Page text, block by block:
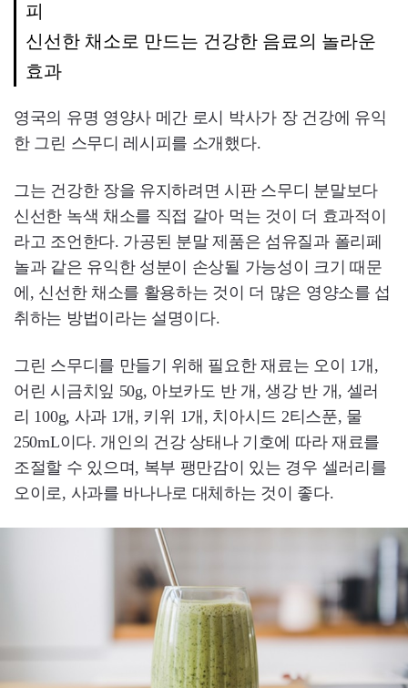
피
신선한 채소로 만드는 건강한 음료의 놀라운
효과
영국의 유명 영양사 메간 로시 박사가 장 건강에 유익
한 그린 스무디 레시피를 소개했다.
그는 건강한 장을 유지하려면 시판 스무디 분말보다
신선한 녹색 채소를 직접 갈아 먹는 것이 더 효과적이
라고 조언한다. 가공된 분말 제품은 섬유질과 폴리페
놀과 같은 유익한 성분이 손상될 가능성이 크기 때문
에, 신선한 채소를 활용하는 것이 더 많은 영양소를 섭
취하는 방법이라는 설명이다.
그린 스무디를 만들기 위해 필요한 재료는 오이 1개,
어린 시금치잎 50g, 아보카도 반 개, 생강 반 개, 셀러
리 100g, 사과 1개, 키위 1개, 치아시드 2티스푼, 물
250mL이다. 개인의 건강 상태나 기호에 따라 재료를
조절할 수 있으며, 복부 팽만감이 있는 경우 셀러리를
오이로, 사과를 바나나로 대체하는 것이 좋다.